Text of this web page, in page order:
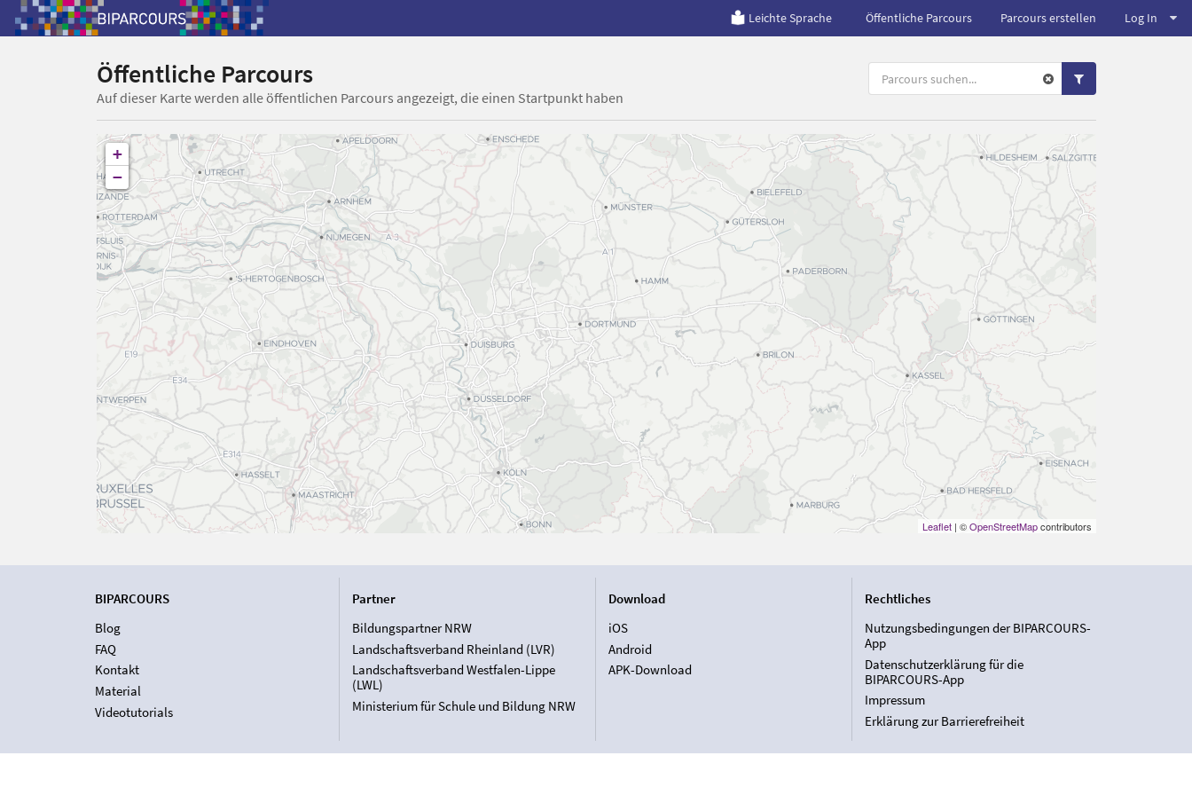
Leichte Sprache Öffentliche Parcours Parcours erstellen Log In
Öffentliche Parcours
Auf dieser Karte werden alle öffentlichen Parcours angezeigt, die einen Startpunkt haben
+
−
Leaflet| ©OpenStreetMapcontributors
BIPARCOURS
Blog
FAQ
Kontakt
Material
Videotutorials
Partner
Bildungspartner NRW
Landschaftsverband Rheinland (LVR)
Landschaftsverband Westfalen-Lippe
(LWL)
Ministerium für Schule und Bildung NRW
Download
iOS
Android
APK-Download
Rechtliches
Nutzungsbedingungen der BIPARCOURS-
App
Datenschutzerklärung für die
BIPARCOURS-App
Impressum
Erklärung zur Barrierefreiheit